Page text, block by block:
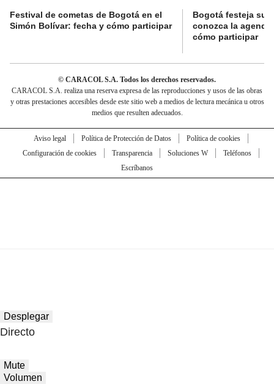
Festival de cometas de Bogotá en el
Simón Bolívar: fecha y cómo participar
Bogotá festeja su
conozca la
cómo participar
© CARACOL S.A. Todos los derechos reservados.
CARACOL S.A. realiza una reserva expresa de las reproducciones y usos de las obras
y otras prestaciones accesibles desde este sitio web a medios de lectura mecánica u otros
medios que resulten adecuados.
Aviso legal Política de Protección de Datos
Política de cookies
Configuración de cookies
Transparencia Soluciones W
Teléfonos
Escríbanos
Desplegar
Directo
Mute
Volumen